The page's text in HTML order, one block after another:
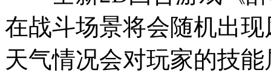
在战斗场景将会随机出
天气情况会对玩家的技